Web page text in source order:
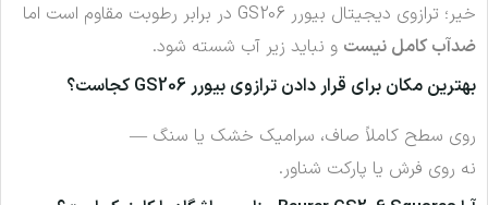
خیر؛ ترازوی دیجیتال بیورر GS206 در برابر رطوبت مقاوم است اما
ضدآب کامل نیست و نباید زیر آب شسته شود.
بهترین مکان برای قرار دادن ترازوی بیورر GS206 کجاست؟
روی سطح کاملاً صاف، سرامیک خشک یا سنگ —
نه روی فرش یا پارکت شناور.